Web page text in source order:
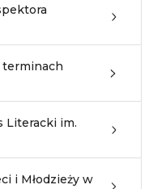
terminach
Literacki im.
i Młodzieży w